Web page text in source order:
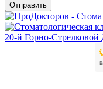
Отправить